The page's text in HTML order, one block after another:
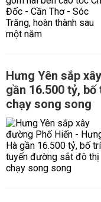
Hưng Yên sắp
gần 16.500 tỷ,
chạy song song